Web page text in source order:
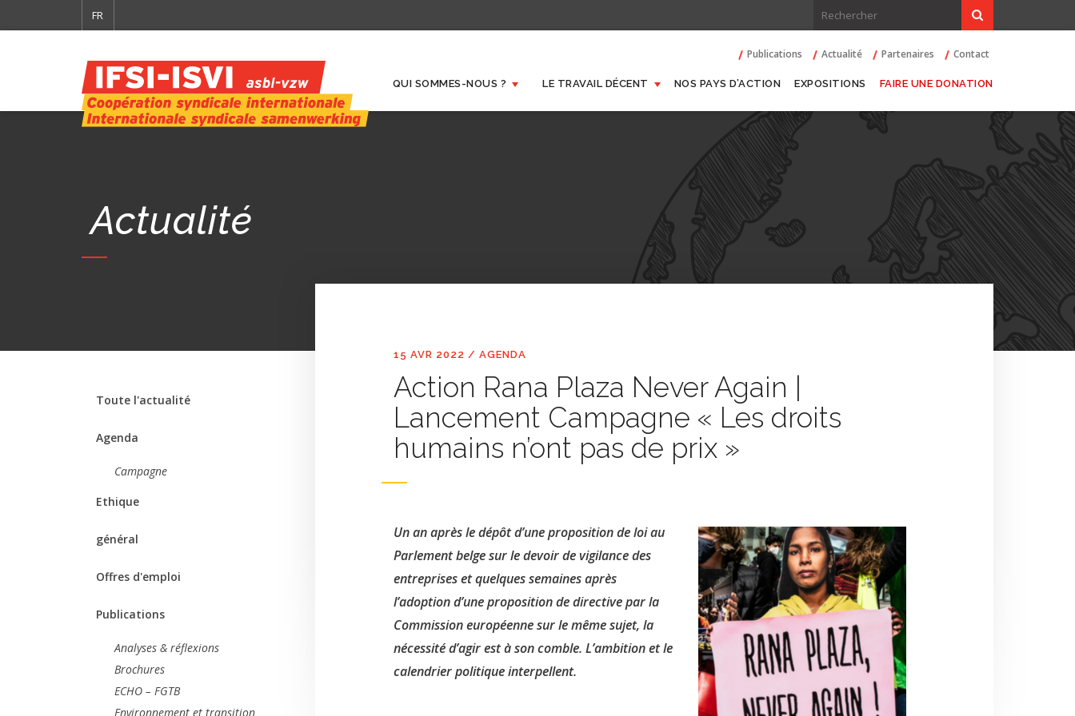
FR
Publications Actualité Partenaires Contact
QUI SOMMES-NOUS ? LE TRAVAIL DÉCENT NOS PAYS D’ACTION EXPOSITIONS FAIRE UNE DONATION
Actualité
Toute l'actualité
Agenda
Campagne
Ethique
général
Offres d'emploi
Publications
Analyses & réflexions
Brochures
ECHO – FGTB
Environnement et transition
15 AVR 2022 / AGENDA
Action Rana Plaza Never Again |
Lancement Campagne « Les droits
humains n’ont pas de prix »
Un an après le dépôt d’une proposition de loi au
Parlement belge sur le devoir de vigilance des
entreprises et quelques semaines après
l’adoption d’une proposition de directive par la
Commission européenne sur le même sujet, la
nécessité d’agir est à son comble. L’ambition et le
calendrier politique interpellent.